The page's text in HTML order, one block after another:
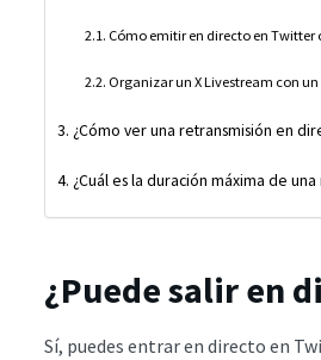
Cómo emitir en directo en
Organizar un X Livestream con
¿Cómo ver una retransmisión en
¿Cuál es la duración máxima de
¿Puede salir en
Sí, puedes entrar en directo en